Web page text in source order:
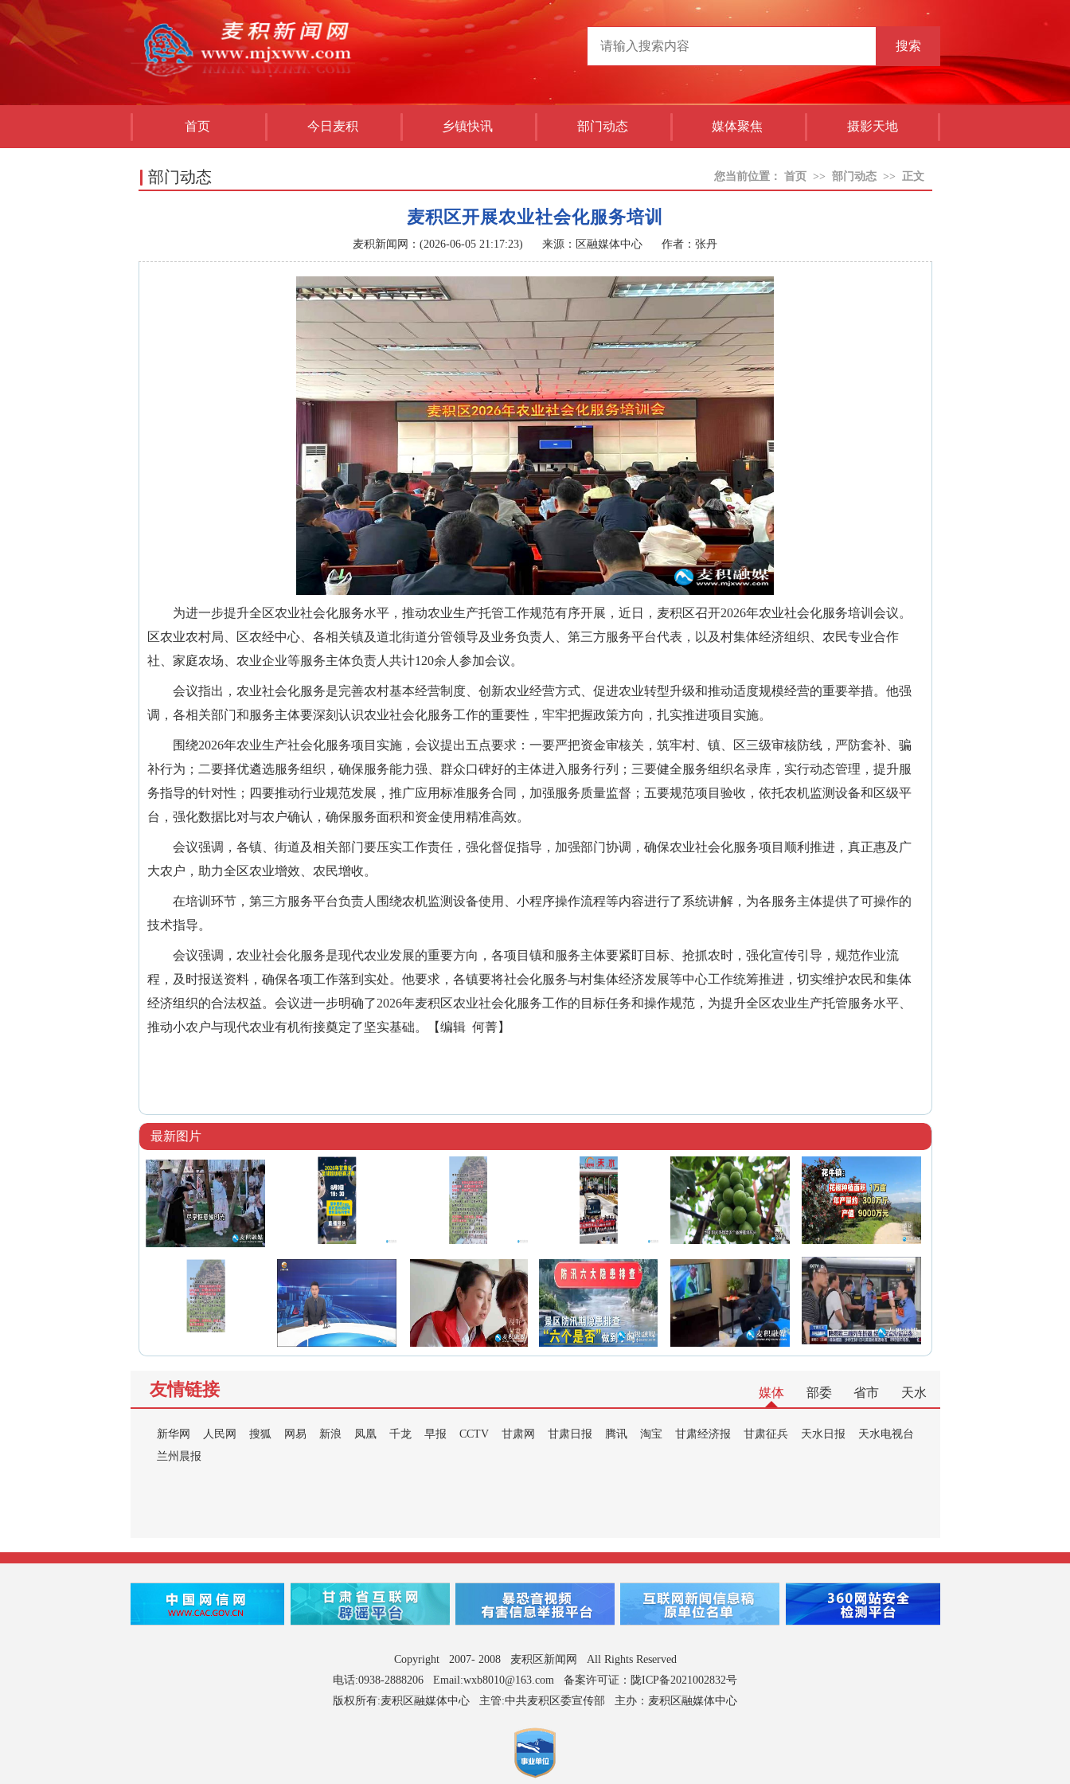
搜索
首页 今日麦积 乡镇快讯 部门动态 媒体聚焦 摄影天地
部门动态 您当前位置： 首页 >> 部门动态>> 正文
麦积区开展农业社会化服务培训
麦积新闻网：(2026-06-05 21:17:23) 来源：区融媒体中心 作者：张丹
为进一步提升全区农业社会化服务水平，推动农业生产托管工作规范有序开展，近日，麦积区召开2026年农业社会化服务培训会议。
区农业农村局、区农经中心、各相关镇及道北街道分管领导及业务负责人、第三方服务平台代表，以及村集体经济组织、农民专业合作
社、家庭农场、农业企业等服务主体负责人共计120余人参加会议。
会议指出，农业社会化服务是完善农村基本经营制度、创新农业经营方式、促进农业转型升级和推动适度规模经营的重要举措。他强
调，各相关部门和服务主体要深刻认识农业社会化服务工作的重要性，牢牢把握政策方向，扎实推进项目实施。
围绕2026年农业生产社会化服务项目实施，会议提出五点要求：一要严把资金审核关，筑牢村、镇、区三级审核防线，严防套补、骗
补行为；二要择优遴选服务组织，确保服务能力强、群众口碑好的主体进入服务行列；三要健全服务组织名录库，实行动态管理，提升服
务指导的针对性；四要推动行业规范发展，推广应用标准服务合同，加强服务质量监督；五要规范项目验收，依托农机监测设备和区级平
台，强化数据比对与农户确认，确保服务面积和资金使用精准高效。
会议强调，各镇、街道及相关部门要压实工作责任，强化督促指导，加强部门协调，确保农业社会化服务项目顺利推进，真正惠及广
大农户，助力全区农业增效、农民增收。
在培训环节，第三方服务平台负责人围绕农机监测设备使用、小程序操作流程等内容进行了系统讲解，为各服务主体提供了可操作的
技术指导。
会议强调，农业社会化服务是现代农业发展的重要方向，各项目镇和服务主体要紧盯目标、抢抓农时，强化宣传引导，规范作业流
程，及时报送资料，确保各项工作落到实处。他要求，各镇要将社会化服务与村集体经济发展等中心工作统筹推进，切实维护农民和集体
经济组织的合法权益。会议进一步明确了2026年麦积区农业社会化服务工作的目标任务和操作规范，为提升全区农业生产托管服务水平、
推动小农户与现代农业有机衔接奠定了坚实基础。【编辑 何菁】
最新图片
友情链接 媒体 部委 省市 天水
新华网 人民网 搜狐 网易 新浪 凤凰 千龙 早报 CCTV 甘肃网 甘肃日报 腾讯 淘宝 甘肃经济报 甘肃征兵 天水日报
天水电视台
兰州晨报
Copyright 2007- 2008 麦积区新闻网 All Rights Reserved
电话:0938-2888206 Email:wxb8010@163.com 备案许可证：陇ICP备2021002832号
版权所有:麦积区融媒体中心 主管:中共麦积区委宣传部 主办：麦积区融媒体中心